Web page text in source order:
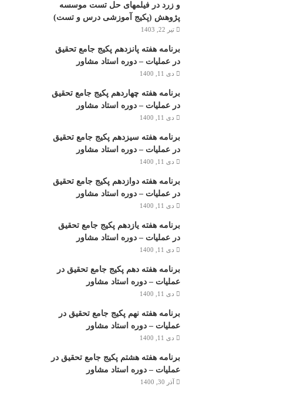
و زرد در فیلمهای حل تست موسسه
پژوهش (پکیج آموزشی درس و تست)
تیر 22, 1403
برنامه هفته پانزدهم پکیج جامع تحقیق
در عملیات – دوره استاد مشاور
دی 11, 1400
برنامه هفته چهاردهم پکیج جامع تحقیق
در عملیات – دوره استاد مشاور
دی 11, 1400
برنامه هفته سیزدهم پکیج جامع تحقیق
در عملیات – دوره استاد مشاور
دی 11, 1400
برنامه هفته دوازدهم پکیج جامع تحقیق
در عملیات – دوره استاد مشاور
دی 11, 1400
برنامه هفته یازدهم پکیج جامع تحقیق
در عملیات – دوره استاد مشاور
دی 11, 1400
برنامه هفته دهم پکیج جامع تحقیق در
عملیات – دوره استاد مشاور
دی 11, 1400
برنامه هفته نهم پکیج جامع تحقیق در
عملیات – دوره استاد مشاور
دی 11, 1400
برنامه هفته هشتم پکیج جامع تحقیق در
عملیات – دوره استاد مشاور
آذر 30, 1400